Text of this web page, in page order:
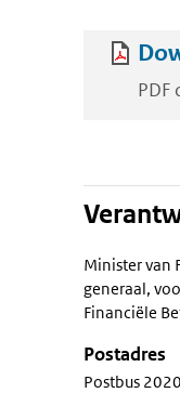
PDF
Minister van
generaal,
Financiële
Postadres
Postbus